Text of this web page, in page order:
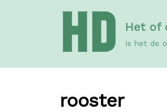
Het of
Is het de
rooster